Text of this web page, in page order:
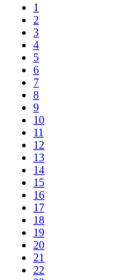
1
2
3
4
5
6
7
8
9
10
11
12
13
14
15
16
17
18
19
20
21
22